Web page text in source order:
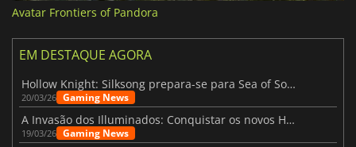
Avatar Frontiers of Pandora
EM DESTAQUE AGORA
Hollow Knight: Silksong prepara-se para Sea of Sorrow com um patch
20/03/26 Gaming News
A Invasão dos Illuminados: Conquistar os novos Helldivers 2 Atualização!
19/03/26 Gaming News